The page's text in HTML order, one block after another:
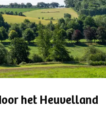
het Heuvelland